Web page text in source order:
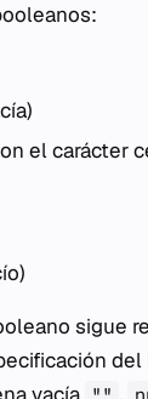
el carácter
sigue
del